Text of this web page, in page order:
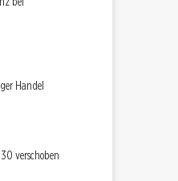
Handel
verschoben